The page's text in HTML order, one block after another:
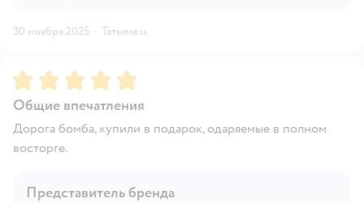
30 ноября 2025 · Татьяна u.
Рейтинг:5
Общие впечатления
Дорога бомба, купили в подарок, одаряемые в полном
восторге.
Представитель бренда